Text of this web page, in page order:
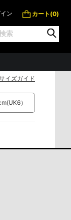
ン カート(0)
イズガイド
(UK6）